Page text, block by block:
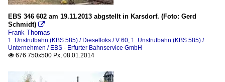
EBS 346 602 am 19.11.2013 abgstellt in Karsdorf. (Foto: Gerd
Schmidt) 
Frank Thomas
1. Unstrutbahn (KBS 585) / Dieselloks / V 60, 1. Unstrutbahn (KBS 585) /
Unternehmen / EBS - Erfurter Bahnservice GmbH
 676 750x500 Px, 08.01.2014